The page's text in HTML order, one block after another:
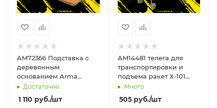
AM72366 Подставка с
деревянным
основанием Arma
Models
Достаточно
1 110 руб./шт
AM14481 телега для
транспортировки и
подъема ракет Х-101
Arma Models
Много
505руб./шт